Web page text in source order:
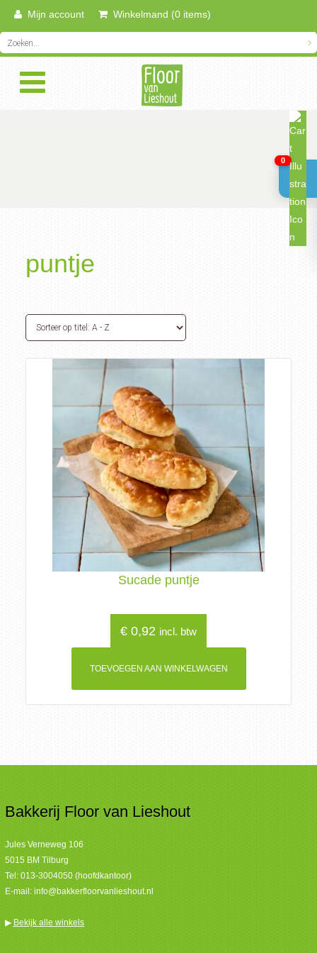
Mijn account Winkelmand (0 items)
puntje
Sucade puntje
€ 0,92 incl. btw
TOEVOEGEN AAN WINKELWAGEN
Bakkerij Floor van Lieshout
Jules Verneweg 106
5015 BM Tilburg
Tel: 013-3004050 (hoofdkantoor)
E-mail: info@bakkerfloorvanlieshout.nl
▶ Bekijk alle winkels
0